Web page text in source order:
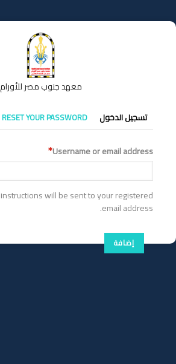
إلى
المحتوى
معهد جنوب مصر للأورام
التبويبات
الأساسية
تسجيل الدخول RESET YOUR PASSWORD
Username or email address
will be sent to your registered
email address.